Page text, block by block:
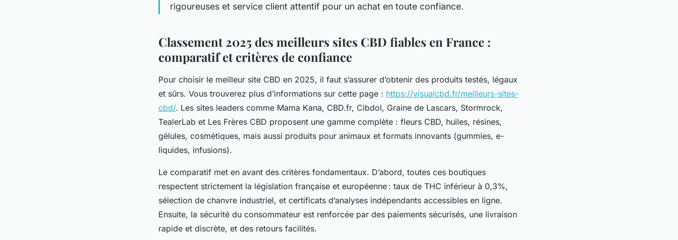
rigoureuses et service client attentif pour un achat en toute confiance.
Classement 2025 des meilleurs sites CBD fiables en France :
comparatif et critères de confiance
Pour choisir le meilleur site CBD en 2025, il faut s’assurer d’obtenir des produits testés, légaux
et sûrs. Vous trouverez plus d’informations sur cette page : https://visualcbd.fr/meilleurs-sites-
cbd/. Les sites leaders comme Mama Kana, CBD.fr, Cibdol, Graine de Lascars, Stormrock,
TealerLab et Les Frères CBD proposent une gamme complète : fleurs CBD, huiles, résines,
gélules, cosmétiques, mais aussi produits pour animaux et formats innovants (gummies, e-
liquides, infusions).
Le comparatif met en avant des critères fondamentaux. D’abord, toutes ces boutiques
respectent strictement la législation française et européenne : taux de THC inférieur à 0,3%,
sélection de chanvre industriel, et certificats d’analyses indépendants accessibles en ligne.
Ensuite, la sécurité du consommateur est renforcée par des paiements sécurisés, une livraison
rapide et discrète, et des retours facilités.